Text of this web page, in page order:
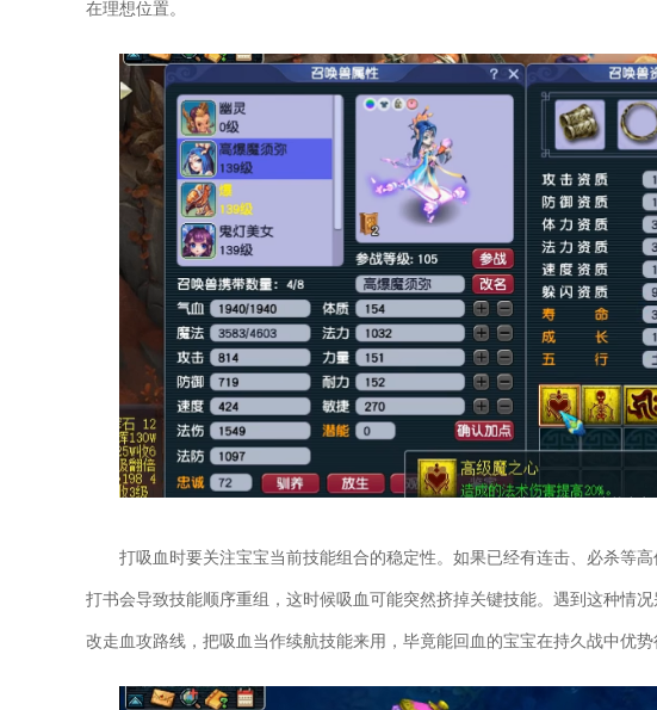
在理想位置。
打吸血时要关注宝宝当前技能组合的稳定性。如果已经有连击、必杀等
打书会导致技能顺序重组，这时候吸血可能突然挤掉关键技能。遇到这种情
改走血攻路线，把吸血当作续航技能来用，毕竟能回血的宝宝在持久战中优势